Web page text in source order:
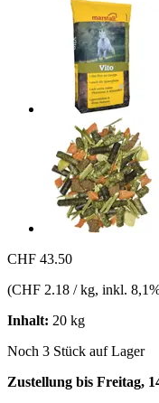
CHF 43.50
(CHF 2.18 / kg, inkl.
Inhalt: 20 kg
Noch 3 Stück auf Lager
Zustellung bis Freitag,